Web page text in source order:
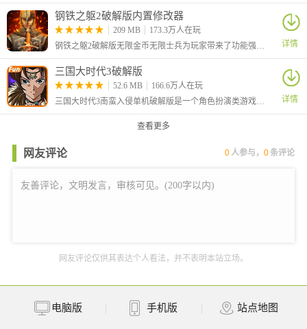
钢铁之躯2破解版内置修改器
209 MB
173.3万人在玩
钢铁之躯2破解版无限金币无限士兵为玩家带来了功能强大的内置作弊菜单，可以让你在玩游戏的同时利用悬浮窗菜单进行游戏数值的修改。
详情
三国大时代3破解版
52.6 MB
166.6万人在玩
三国大时代3南蛮入侵单机破解版是一个角色扮演类游戏，三国大时代系列游戏来到了第三代，玩家依旧需要在三国背景的世界中进行冒险。
详情
查看更多
网友评论 0 人参与，0条评论
网友评论仅供其表达个人看法，并不表明本站立场。
电脑版 手机版 站点地图